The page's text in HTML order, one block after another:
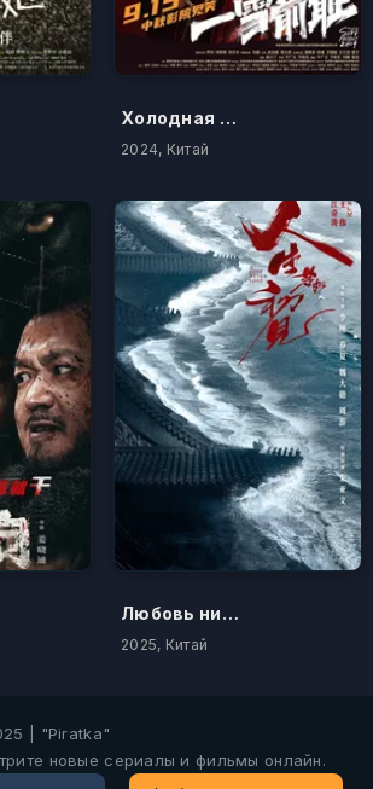
Холодная ярость
2024, Китай
Любовь никогда не сдаётся
2025, Китай
| "Piratka"
новые сериалы и фильмы онлайн.